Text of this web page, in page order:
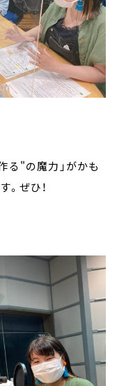
る"の魔力」がかも
ぜひ！